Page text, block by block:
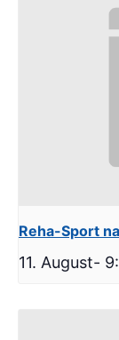
Reha-Sport
11. August-